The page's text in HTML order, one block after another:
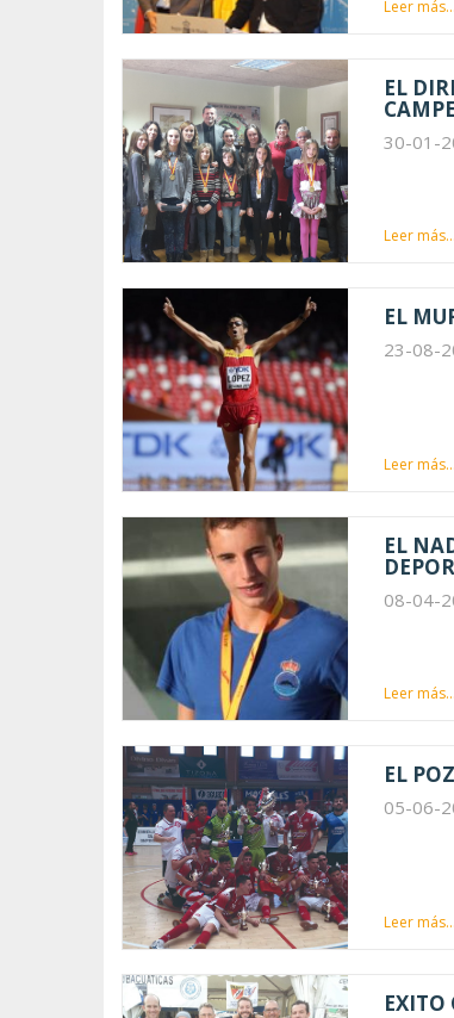
Leer más...
EL
30-01-
Leer más...
EL
23-08-
Leer más...
EL
08-04-
Leer más...
EL
05-06-
Leer más...
EXITO